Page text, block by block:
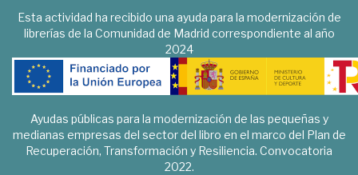
Esta actividad ha recibido una ayuda para la modernización de
librerías de la Comunidad de Madrid correspondiente al año
2024
Ayudas públicas para la modernización de las pequeñas y
medianas empresas del sector del libro en el marco del Plan de
Recuperación, Transformación y Resiliencia. Convocatoria
2022.